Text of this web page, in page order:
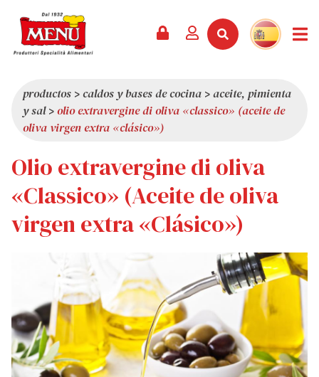
CATÁLOGO
SERVICIOS
ÚLTIMAS NOVEDADES
PREMIOS
QUIÉNES SOMOS
CALIDAD
CURIOSIDADES
SHOWROOM
TRABAJA CON NOSOTROS
productos >caldos y bases de cocina >aceite, pimienta
y sal>olio extravergine di oliva «classico» (aceite de
oliva virgen extra «clásico»)
Olio extravergine di oliva
«Classico» (Aceite de oliva
virgen extra «Clásico»)